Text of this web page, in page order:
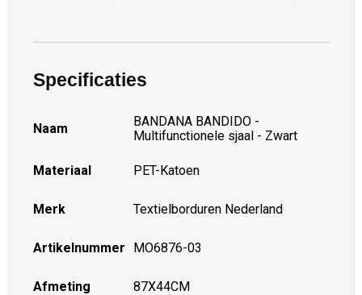
Specificaties
Naam
BANDANA BANDIDO -
Multifunctionele sjaal - Zwart
Materiaal PET-Katoen
Merk Textielborduren Nederland
Artikelnummer MO6876-03
Afmeting 87X44CM